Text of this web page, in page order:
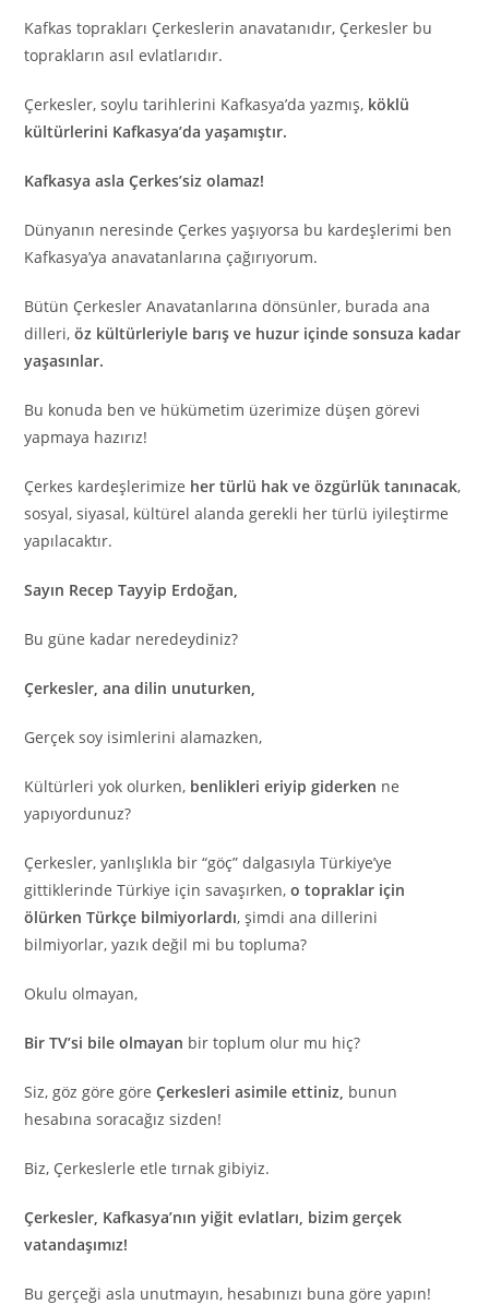
Kafkas toprakları Çerkeslerin anavatanıdır, Çerkesler bu
toprakların asıl evlatlarıdır.
Çerkesler, soylu tarihlerini Kafkasya’da yazmış, köklü
kültürlerini Kafkasya’da yaşamıştır.
Kafkasya asla Çerkes’siz olamaz!
Dünyanın neresinde Çerkes yaşıyorsa bu kardeşlerimi ben
Kafkasya’ya anavatanlarına çağırıyorum.
Bütün Çerkesler Anavatanlarına dönsünler, burada ana
dilleri,öz kültürleriyle barış ve huzur içinde sonsuza kadar
yaşasınlar.
Bu konuda ben ve hükümetim üzerimize düşen görevi
yapmaya hazırız!
Çerkes kardeşlerimize her türlü hak ve özgürlük tanınacak,
sosyal, siyasal, kültürel alanda gerekli her türlü iyileştirme
yapılacaktır.
Sayın Recep Tayyip Erdoğan,
Bu güne kadar neredeydiniz?
Çerkesler, ana dilin unuturken,
Gerçek soy isimlerini alamazken,
Kültürleri yok olurken, benlikleri eriyip giderken ne
yapıyordunuz?
Çerkesler, yanlışlıkla bir “göç” dalgasıyla Türkiye’ye
gittiklerinde Türkiye için savaşırken,o topraklar için
ölürken Türkçe bilmiyorlardı, şimdi ana dillerini
bilmiyorlar, yazık değil mi bu topluma?
Okulu olmayan,
Bir TV’si bile olmayan bir toplum olur mu hiç?
Siz, göz göre göreÇerkesleri asimile ettiniz, bunun
hesabına soracağız sizden!
Biz, Çerkeslerle etle tırnak gibiyiz.
Çerkesler, Kafkasya’nın yiğit evlatları, bizim gerçek
vatandaşımız!
Bu gerçeği asla unutmayın, hesabınızı buna göre yapın!